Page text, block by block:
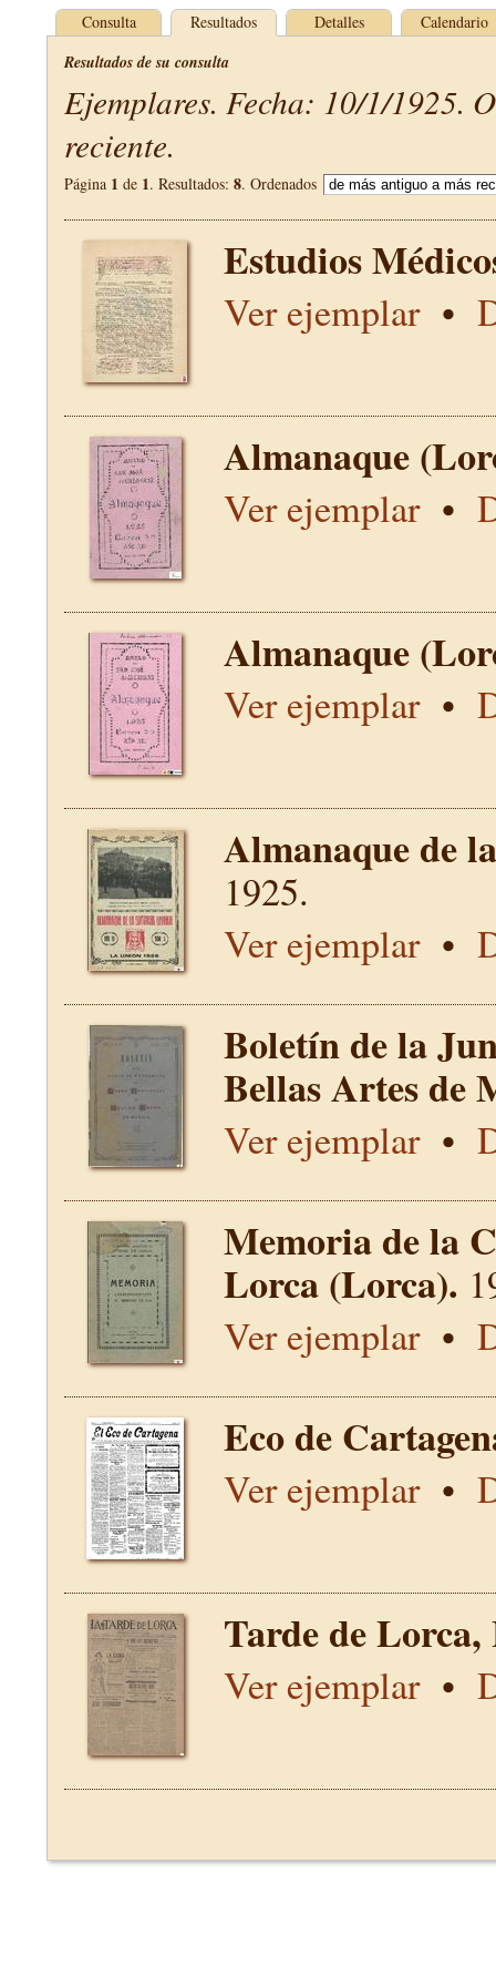
Consulta Resultados Detalles Calendario
Resultados de su consulta
Ejemplares. Fecha: 10/1/1925.
reciente.
Página 1 de 1. Resultados: 8. Ordenados
Estudios
Ver ejemplar•
Almanaque
Ver ejemplar•
Almanaque
Ver ejemplar•
Almanaque de
1925.
Ver ejemplar•
Boletín de la
Bellas Artes
Ver ejemplar•
Memoria de la
Lorca (Lorca).
Ver ejemplar•
Eco de
Ver ejemplar•
Tarde de
Ver ejemplar•